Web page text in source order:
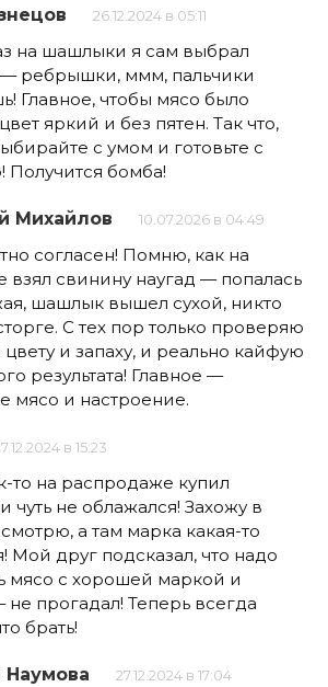
26.12.2024 в 05:11
на шашлыки я сам выбрал
ребрышки, ммм, пальчики
Главное, чтобы мясо было
яркий и без пятен. Так что,
с умом и готовьте с
Получится бомба!
Михайлов 10.07.2026 в 04:49
согласен! Помню, как на
взял свинину наугад — попалась
шашлык вышел сухой, никто
С тех пор только проверяю
и запаху, и реально кайфую
результата! Главное —
мясо и настроение.
в 15:23
то на распродаже купил
чуть не облажался! Захожу в
а там марка какая-то
Мой друг подсказал, что надо
мясо с хорошей маркой и
прогадал! Теперь всегда
брать!
Наумова 27.12.2024 в 17:04